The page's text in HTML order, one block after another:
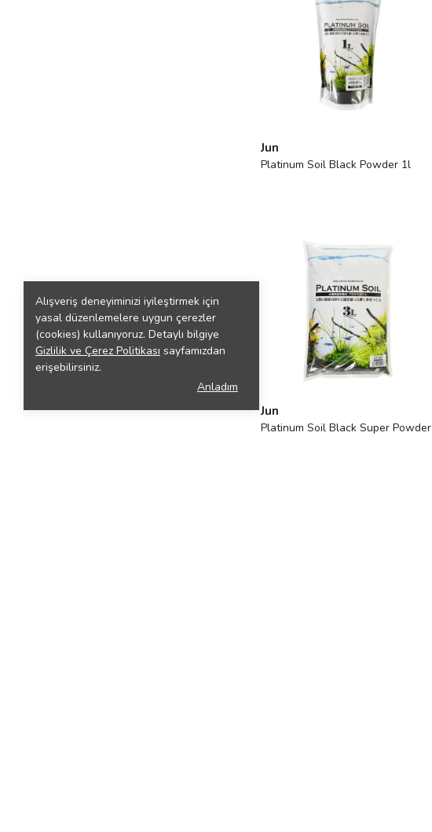
Alışveriş deneyiminizi iyileştirmek için
yasal düzenlemelere uygun çerezler
(cookies) kullanıyoruz. Detaylı bilgiye
Gizlilik ve Çerez Politikası sayfamızdan
erişebilirsiniz.
Anladım
Jun
Platinum Soil Black Powder 1l
Jun
Platinum Soil Black Super Powder